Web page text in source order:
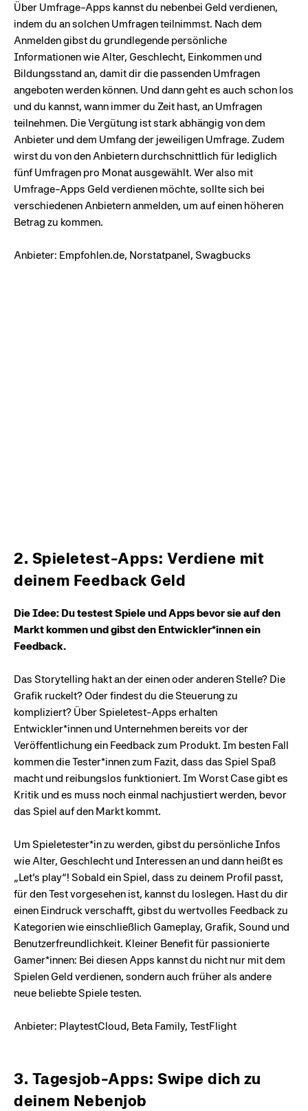
Über Umfrage-Apps kannst du nebenbei Geld verdienen,
indem du an solchen Umfragen teilnimmst. Nach dem
Anmelden gibst du grundlegende persönliche
Informationen wie Alter, Geschlecht, Einkommen und
Bildungsstand an, damit dir die passenden Umfragen
angeboten werden können. Und dann geht es auch schon los
und du kannst, wann immer du Zeit hast, an Umfragen
teilnehmen. Die Vergütung ist stark abhängig von dem
Anbieter und dem Umfang der jeweiligen Umfrage. Zudem
wirst du von den Anbietern durchschnittlich für lediglich
fünf Umfragen pro Monat ausgewählt. Wer also mit
Umfrage-Apps Geld verdienen möchte, sollte sich bei
verschiedenen Anbietern anmelden, um auf einen höheren
Betrag zu kommen.
Anbieter: Empfohlen.de, Norstatpanel, Swagbucks
2. Spieletest-Apps: Verdiene mit
deinem Feedback Geld
Die Idee: Du testest Spiele und Apps bevor sie auf den
Markt kommen und gibst den Entwickler*innen ein
Feedback.
Das Storytelling hakt an der einen oder anderen Stelle? Die
Grafik ruckelt? Oder findest du die Steuerung zu
kompliziert? Über Spieletest-Apps erhalten
Entwickler*innen und Unternehmen bereits vor der
Veröffentlichung ein Feedback zum Produkt. Im besten Fall
kommen die Tester*innen zum Fazit, dass das Spiel Spaß
macht und reibungslos funktioniert. Im Worst Case gibt es
Kritik und es muss noch einmal nachjustiert werden, bevor
das Spiel auf den Markt kommt.
Um Spieletester*in zu werden, gibst du persönliche Infos
wie Alter, Geschlecht und Interessen an und dann heißt es
„Let’s play“! Sobald ein Spiel, dass zu deinem Profil passt,
für den Test vorgesehen ist, kannst du loslegen. Hast du dir
einen Eindruck verschafft, gibst du wertvolles Feedback zu
Kategorien wie einschließlich Gameplay, Grafik, Sound und
Benutzerfreundlichkeit. Kleiner Benefit für passionierte
Gamer*innen: Bei diesen Apps kannst du nicht nur mit dem
Spielen Geld verdienen, sondern auch früher als andere
neue beliebte Spiele testen.
Anbieter: PlaytestCloud, Beta Family, TestFlight
3. Tagesjob-Apps: Swipe dich zu
deinem Nebenjob